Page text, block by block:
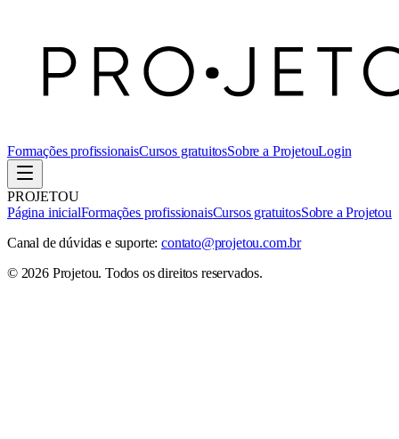
Formações profissionaisCursos gratuitosSobre a ProjetouLogin
PROJETOU
Página inicialFormações profissionaisCursos gratuitosSobre a Projetou
Canal de dúvidas e suporte: contato@projetou.com.br
© 2026 Projetou. Todos os direitos reservados.